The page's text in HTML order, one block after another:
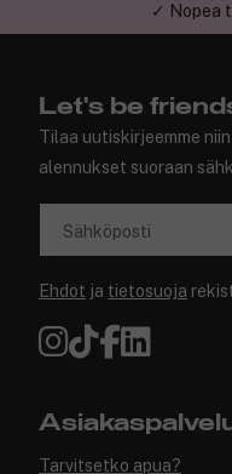
✓ Nopea
Let's be
Tilaa uutiskirjeemme
alennukset suoraan
Sähköposti
Ehdot ja tietosuoja
Tarvitsetko apua?